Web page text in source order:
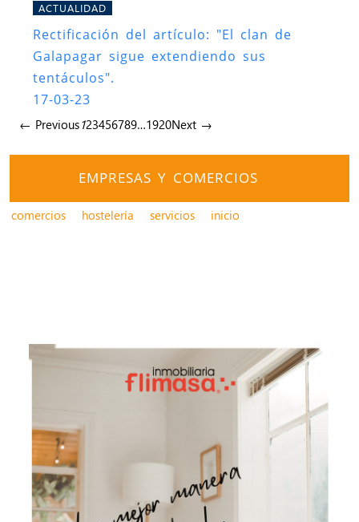
ACTUALIDAD
Rectificación del artículo: "El clan de
Galapagar sigue extendiendo sus
tentáculos".
17-03-23
← Previous123456789…1920Next →
EMPRESAS Y COMERCIOS
comercios hostelería servicios inicio